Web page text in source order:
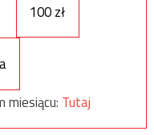
100 zł
miesiącu: Tutaj